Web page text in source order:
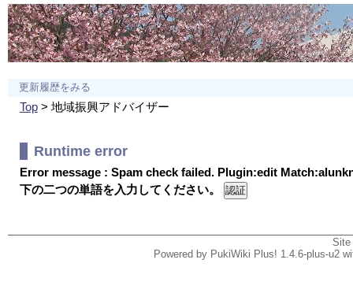
更新履歴をみる
Top> 地域振興アドバイザー
Runtime error
Error message : Spam check failed. Plugin:edit
下の二つの単語を入力してください。
Powered by PukiWiki Plus! 1.4.6-plus-u2